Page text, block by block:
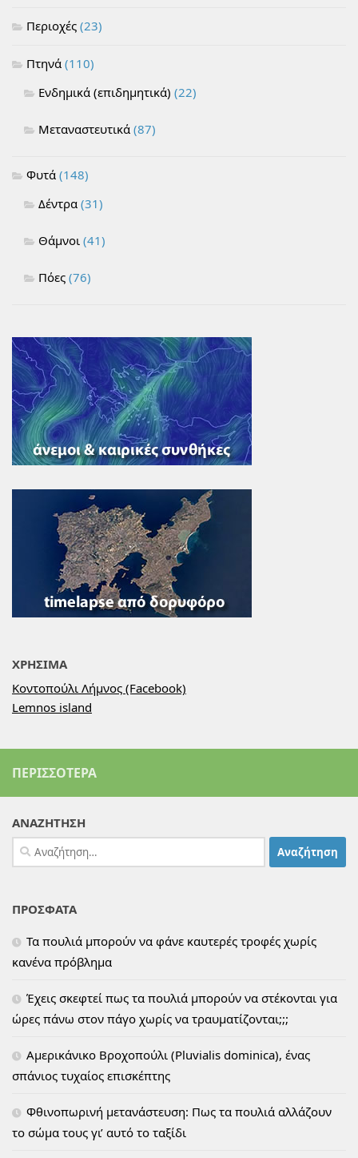
Περιοχές (23)
Πτηνά (110)
Ενδημικά (επιδημητικά) (22)
Μεταναστευτικά (87)
Φυτά (148)
Δέντρα (31)
Θάμνοι (41)
Πόες (76)
ΧΡΗΣΙΜΑ
Κοντοπούλι Λήμνος (Facebook)
Lemnos island
ΠΕΡΙΣΣΌΤΕΡΑ
ΑΝΑΖΗΤΗΣΗ
Αναζήτηση
για:
ΠΡΟΣΦΑΤΑ
Τα πουλιά μπορούν να φάνε καυτερές τροφές χωρίς
κανένα πρόβλημα
Έχεις σκεφτεί πως τα πουλιά μπορούν να στέκονται για
ώρες πάνω στον πάγο χωρίς να τραυματίζονται;;;
Αμερικάνικο Βροχοπούλι (Pluvialis dominica), ένας
σπάνιος τυχαίος επισκέπτης
Φθινοπωρινή μετανάστευση: Πως τα πουλιά αλλάζουν
το σώμα τους γι’ αυτό το ταξίδι